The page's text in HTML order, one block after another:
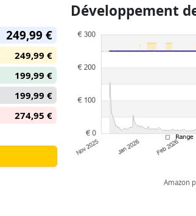
supérieur se trouve un
sur le toit, un jardin accueille
Superbe décoration
inclut 7 minifigurines et offre
249,99 €
249,99 €
199,99 €
199,99 €
274,95 €
Développement
Amazon